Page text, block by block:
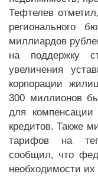
Тефтелев
регионального
миллиардов
на поддержку
увеличения
корпорации
300 миллионов
для компенсации
кредитов. Также
тарифов на
сообщил, что
необходимости